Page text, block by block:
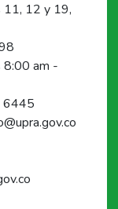
11, 12 y 19,
8:00 am -
6445